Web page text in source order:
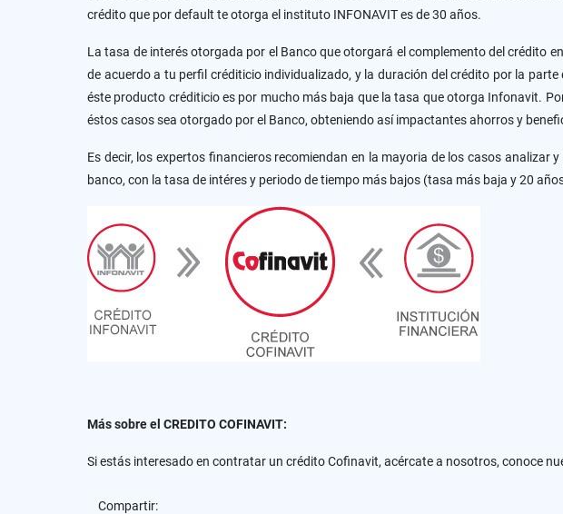
crédito que por default te otorga el instituto INFONAVIT es de 30 años.
La tasa de interés otorgada por el Banco que otorgará el complemento del crédito
de acuerdo a tu perfil créditicio individualizado, y la duración del crédito por la
éste producto créditicio es por mucho más baja que la tasa que otorga Infonavit.
éstos casos sea otorgado por el Banco, obteniendo así impactantes ahorros y
Es decir, los expertos financieros recomiendan en la mayoria de los casos
banco, con la tasa de intéres y periodo de tiempo más bajos (tasa más baja y 20
Más sobre el CREDITO COFINAVIT:
Si estás interesado en contratar un crédito Cofinavit, acércate a nosotros, conoce
Compartir: